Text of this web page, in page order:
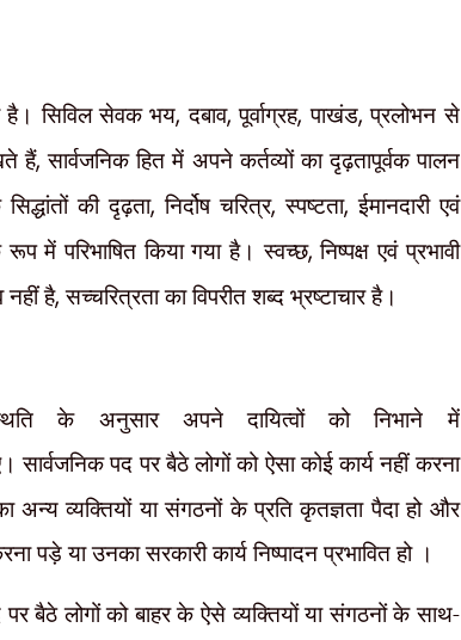
है। सिविल सेवक भय,दबाव,पूर्वाग्रह,पाखंड,प्रलोभन से
हैं,सार्वजनिक हित में अपने कर्तव्यों का दृढ़तापूर्वक पालन
की दृढ़ता,निर्दोष चरित्र,स्पष्टता,ईमानदारी एवं
में परिभाषित किया गया है। स्वच्छ,निष्पक्ष एवं प्रभावी
नहीं है,सच्चरित्रता का विपरीत शब्द भ्रष्टाचार है।
के अनुसार अपने दायित्वों को निभाने में
सार्वजनिक पद पर बैठे लोगों को ऐसा कोई कार्य नहीं करना
अन्य व्यक्तियों या संगठनों के प्रति कृतज्ञता पैदा हो और
पड़े या उनका सरकारी कार्य निष्पादन प्रभावित हो ।
पर बैठे लोगों को बाहर के ऐसे व्यक्तियों या संगठनों के साथ-